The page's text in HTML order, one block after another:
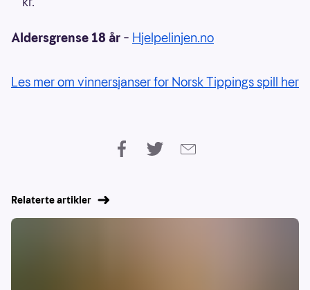
Aldersgrense 18 år – Hjelpelinjen.no
Les mer om vinnersjanser for Norsk Tippings spill her
Relaterte artikler